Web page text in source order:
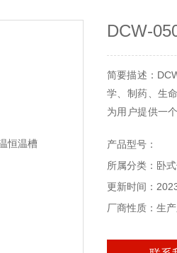
DCW-
简要描述：
学、制药、生
为用户提供一
直接加热或制
产品型号：
所属分类：卧
更新时间：
厂商性质：生